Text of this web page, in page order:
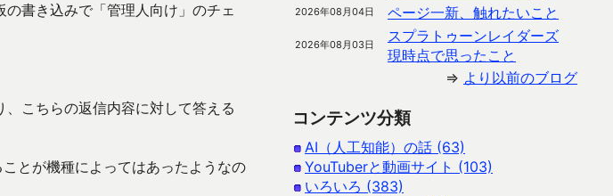
書き込みで「管理人向け」のチェ
こちらの返信内容に対して答える
とが機種によってはあったようなの
2026年08月04日 ページ一新、触れたいこと
2026年08月03日
スプラトゥーンレイダーズ
現時点で思ったこと
⇒ より以前のブログ
コンテンツ分類
AI（人工知能）の話 (63)
YouTuberと動画サイト (103)
いろいろ (383)